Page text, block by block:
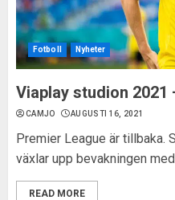
Fotboll Nyheter
Viaplay studion
CAMJO AUGUSTI 16, 2021
Premier League är tillbaka.
växlar upp bevakningen
READ MORE